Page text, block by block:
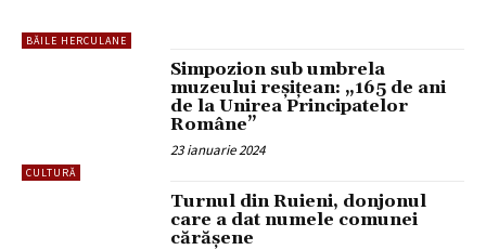
BĂILE HERCULANE
CULTURĂ
Simpozion sub umbrela
muzeului reșițean: „165 de ani
de la Unirea Principatelor
Române”
23 ianuarie 2024
Turnul din Ruieni, donjonul
care a dat numele comunei
cărășene